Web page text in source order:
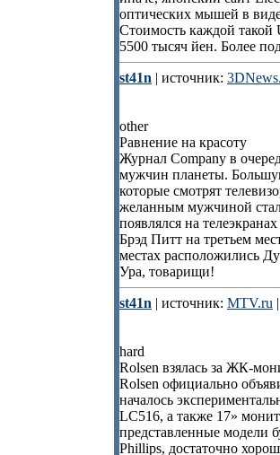
оптических мышей в
Стоимость каждой такой
5500 тысяч йен. Более
st41n | источник:
other
Равнение на красоту
Журнал Company в
мужчин планеты.
которые смотрят
желанным мужчиной
появлялся на
Брэд Питт на третьем
местах расположились
Ура, товарищи!
st41n | источник: MTV.ru
hard
Rolsen взялась за ЖК-
Rolsen официально
началось
LC516, а также 17»
представленные модели
Phillips, достаточно